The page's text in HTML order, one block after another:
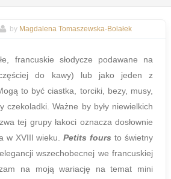
by Magdalena Tomaszewska-Bolałek
francuskie słodycze podawane na
do kawy) lub jako jeden z
to być ciastka, torciki, bezy, musy,
czekoladki. Ważne by były niewielkich
tej grupy łakoci oznacza dosłownie
w XVIII wieku.Petits fours to świetny
wszechobecnej we francuskiej
na moją wariację na temat mini